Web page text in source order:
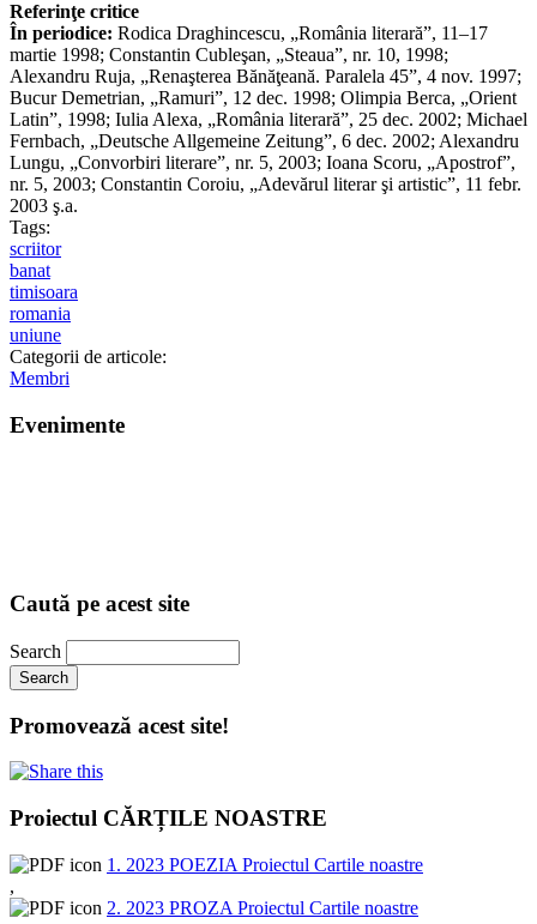
Referinţe critice
În periodice: Rodica Draghincescu, „România literară”, 11–17
martie 1998; Constantin Cubleşan, „Steaua”, nr. 10, 1998;
Alexandru Ruja, „Renaşterea Bănăţeană. Paralela 45”, 4 nov. 1997;
Bucur Demetrian, „Ramuri”, 12 dec. 1998; Olimpia Berca, „Orient
Latin”, 1998; Iulia Alexa, „România literară”, 25 dec. 2002; Michael
Fernbach, „Deutsche Allgemeine Zeitung”, 6 dec. 2002; Alexandru
Lungu, „Convorbiri literare”, nr. 5, 2003; Ioana Scoru, „Apostrof”,
nr. 5, 2003; Constantin Coroiu, „Adevărul literar şi artistic”, 11 febr.
2003 ş.a.
Tags:
scriitor
banat
timisoara
romania
uniune
Categorii de articole:
Membri
Evenimente
Caută pe acest site
Search
Promovează acest site!
Proiectul CĂRȚILE NOASTRE
1. 2023 POEZIA Proiectul Cartile noastre
,
2. 2023 PROZA Proiectul Cartile noastre